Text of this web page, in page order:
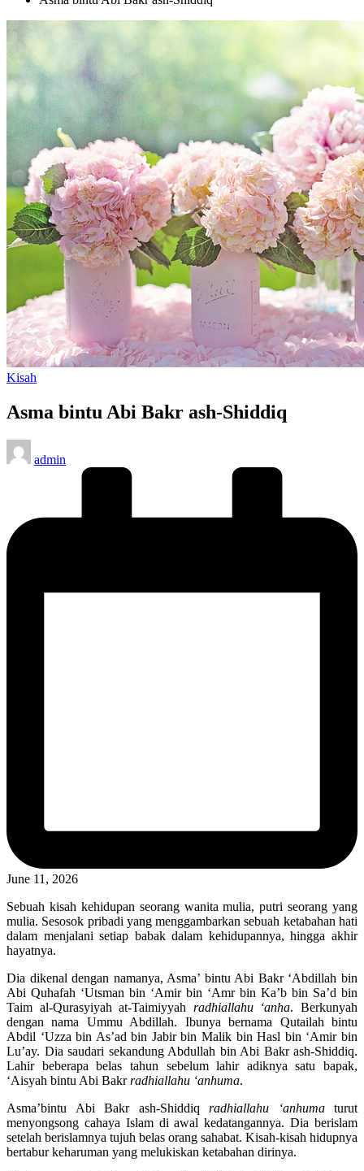
Posted
Kisah
Asma bintu Abi Bakr ash-Shiddiq
Posted
by
admin
June 11, 2026
Sebuah kisah kehidupan seorang wanita mulia, putri seorang yang
mulia. Sesosok pribadi yang menggambarkan sebuah ketabahan hati
dalam menjalani setiap babak dalam kehidupannya, hingga akhir
hayatnya.
Dia dikenal dengan namanya, Asma’ bintu Abi Bakr ‘Abdillah bin
Abi Quhafah ‘Utsman bin ‘Amir bin ‘Amr bin Ka’b bin Sa’d bin
Taim al-Qurasyiyah at-Taimiyyah radhiallahu ‘anha. Berkunyah
dengan nama Ummu Abdillah. Ibunya bernama Qutailah bintu
Abdil ‘Uzza bin As’ad bin Jabir bin Malik bin Hasl bin ‘Amir bin
Lu’ay. Dia saudari sekandung Abdullah bin Abi Bakr ash-Shiddiq.
Lahir beberapa belas tahun sebelum lahir adiknya satu bapak,
‘Aisyah bintu Abi Bakrradhiallahu ‘anhuma.
Asma’bintu Abi Bakr ash-Shiddiq radhiallahu ‘anhumaturut
menyongsong cahaya Islam di awal kedatangannya. Dia berislam
setelah berislamnya tujuh belas orang sahabat. Kisah-kisah hidupnya
bertabur keharuman yang melukiskan ketabahan dirinya.